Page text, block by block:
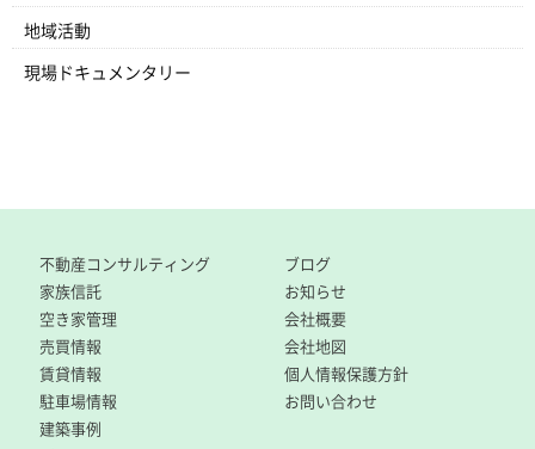
地域活動
現場ドキュメンタリー
不動産コンサルティング
家族信託
空き家管理
売買情報
賃貸情報
駐車場情報
建築事例
ブログ
お知らせ
会社概要
会社地図
個人情報保護方針
お問い合わせ